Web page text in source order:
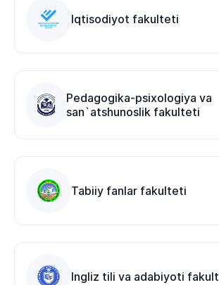
Iqtisodiyot fakulteti
Pedagogika-psixologiya va
san`atshunoslik fakulteti
Tabiiy fanlar fakulteti
​Ingliz tili va adabiyoti